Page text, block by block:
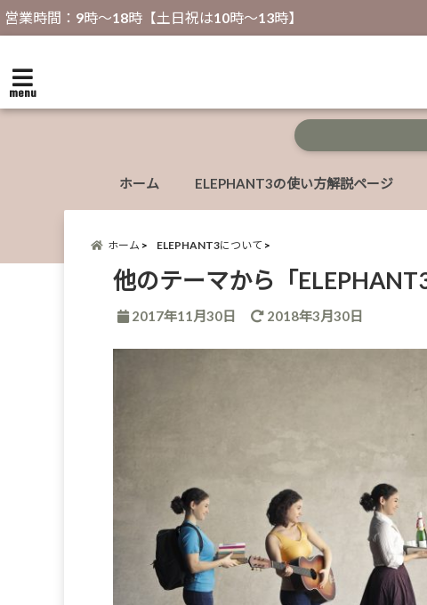
営業時間：9時～18時【土日祝は10時～13時】
menu
ホーム ELEPHANT3の使い方解説ページ
ホーム ELEPHANT3について
他のテーマから「
2017年11月30日 2018年3月30日